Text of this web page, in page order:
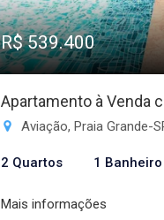
R$ 539.400
Apartamento à Venda
Aviação, Praia Grande-
2 Quartos 1 Banheiro
Mais informações